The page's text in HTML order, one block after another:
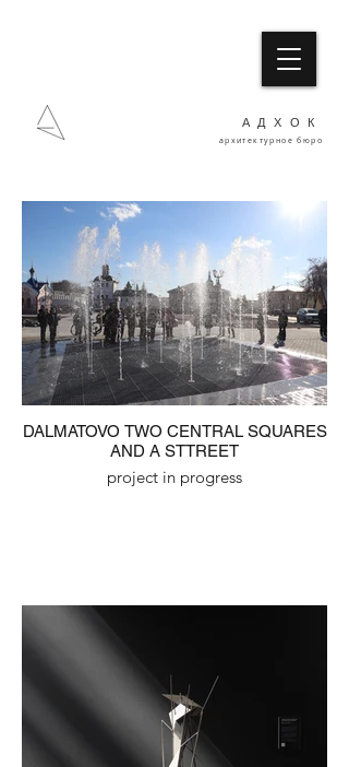
АДХОК
архитектурное бюро
DALMATOVO TWO CENTRAL SQUARES
AND A STTREET
project in progress